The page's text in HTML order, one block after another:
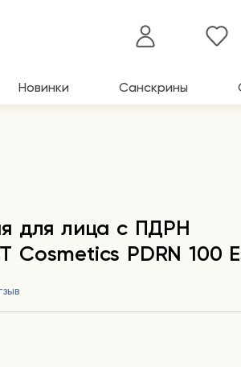
Новинки Санскрины
для лица с ПДРН
Cosmetics PDRN 100